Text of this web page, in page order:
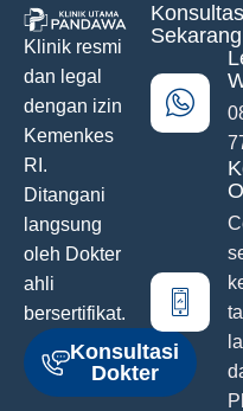
Klinik resmi
dan legal
dengan izin
Kemenkes
RI.
Ditangani
langsung
oleh Dokter
ahli
bersertifikat.
Konsultasi
Dokter
Sekarang